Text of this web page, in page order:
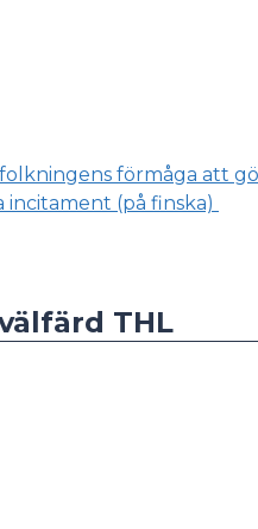
förmåga att
incitament (på finska)
THL